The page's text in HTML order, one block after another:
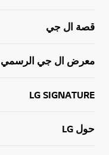
قصة ال جي
معرض ال جي الرسمي
LG SIGNATURE
حول LG